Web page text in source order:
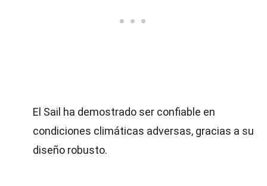
El Sail ha demostrado ser confiable en
condiciones climáticas adversas, gracias a su
diseño robusto.